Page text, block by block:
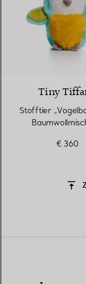
Tiny
Stofftier
€ 360